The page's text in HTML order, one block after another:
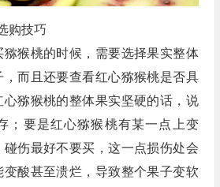
购技巧
猴桃的时候，需要选择果实整体
而且还要查看红心猕猴桃是否具
猕猴桃的整体果实坚硬的话，说
；要是红心猕猴桃有某一点上变
伤最好不要买，这一点损伤处会
酸甚至溃烂，导致整个果子变软